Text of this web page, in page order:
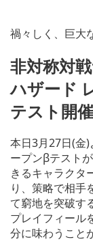
禍々しく、巨大
非対称対
ハザード
テスト開
本日3月27日(金
ープンβテスト
きるキャラクタ
り、策略で相手
て窮地を突破す
プレイフィール
分に味わうこと